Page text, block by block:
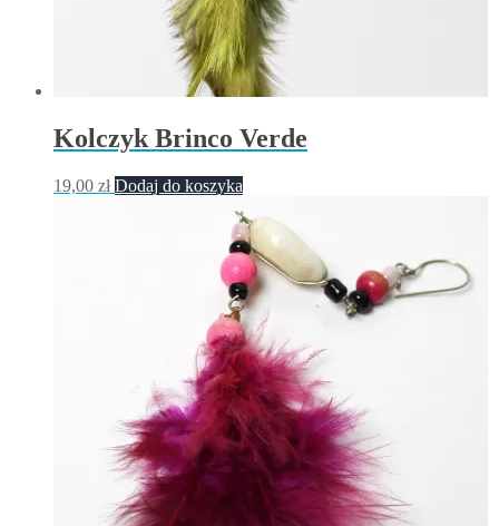
Kolczyk Brinco Verde
19,00 zł Dodaj do koszyka